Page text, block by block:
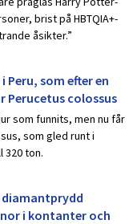
brist på HBTQIA+-
åsikter.”
Peru, som efter en
Perucetus colossus
som funnits, men nu får
som gled runt i
320 ton.
diamantprydd
i kontanter och